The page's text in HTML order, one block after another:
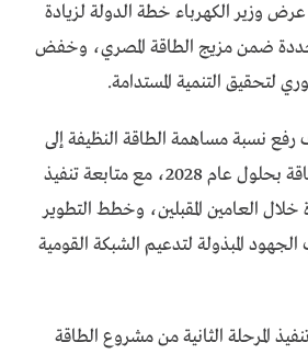
وزير الكهرباء خطة الدولة لزيادة
ضمن مزيج الطاقة المصري، وخفض
لتحقيق التنمية المستدامة.
نسبة مساهمة الطاقة النظيفة إلى
45% من إجمالي مزيج الطاقة بحلول عام 2028، مع متابعة تنفيذ
العامين المقبلين، وخطط التطوير
إلى جانب الجهود المبذولة لتدعيم الشبكة القومية
المرحلة الثانية من مشروع الطاقة